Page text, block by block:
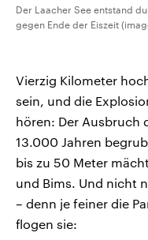
Der Laacher See entstand
gegen Ende der Eiszeit
Vierzig Kilometer
sein, und die
hören: Der Ausbruch
13.000 Jahren
bis zu 50 Meter
und Bims. Und nicht
– denn je feiner die
flogen sie: